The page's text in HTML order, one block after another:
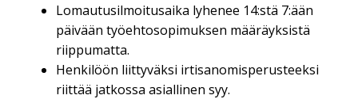
Lomautusilmoitusaika lyhenee 14:stä 7:ään
päivään työehtosopimuksen määräyksistä
riippumatta.
Henkilöön liittyväksi irtisanomisperusteeksi
riittää jatkossa asiallinen syy.